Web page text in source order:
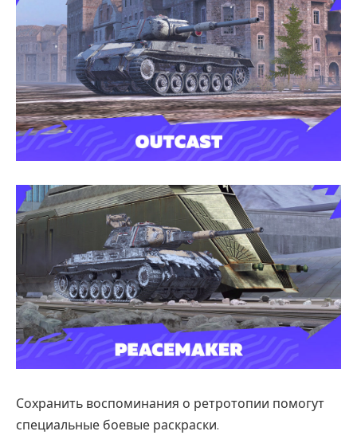
Сохранить воспоминания о ретротопии помогут
специальные боевые раскраски.